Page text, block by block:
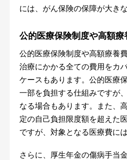
には、がん保険の保障が大き
公的医療保険制度や高額
公的医療保険制度や高額療養
治療にかかる全ての費用をカ
ケースもあります。公的医療
一部を負担する仕組みですが
なる場合もあります。また、
定の自己負担限度額を超えた
ですが、対象となる医療費に
さらに、厚生年金の傷病手当